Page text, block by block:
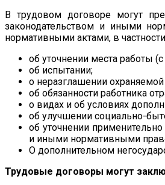
В трудовом договоре могут
законодательством и иными
нормативными актами, в
об уточнении места работы
об испытании;
о неразглашении
об обязанности работника
о видах и об условиях
об улучшении социально-
об уточнении
и иными нормативными
О дополнительном
Трудовые договоры могут